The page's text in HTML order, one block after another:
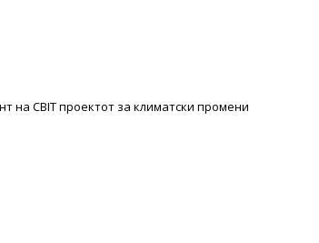
на CBIT проектот за климатски промени